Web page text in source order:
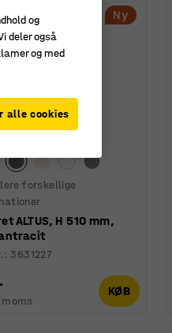
Ny
forskellige
ALTUS, H 510 mm,
: 3631227
KØB
og
deler også
og med
alle cookies